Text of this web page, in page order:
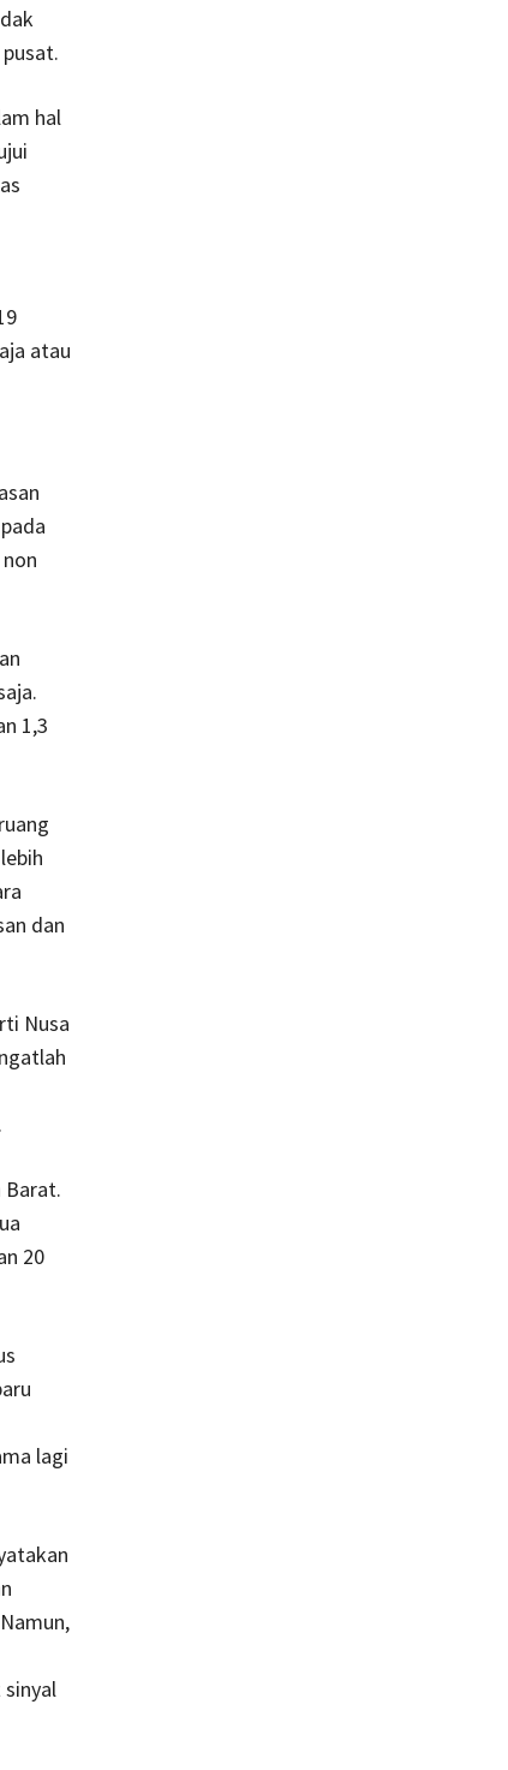
hal
atau
1,3
dan
Nusa
Barat.
20
lagi